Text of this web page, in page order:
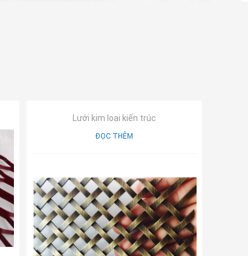
Lưới kim loại kiến ​​trúc
ĐỌC THÊM